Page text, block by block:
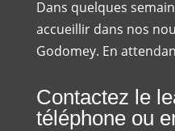
Dans quelques
accueillir dans nos
Godomey. En
Contactez le
téléphone ou